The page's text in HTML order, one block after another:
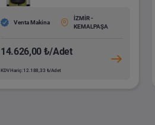
Venta Makina
İZMİR -
KEMALPAŞA
14.626,00 ₺/Adet
KDV Hariç: 12.188,33 ₺/Adet